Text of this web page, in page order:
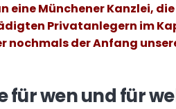
eine Münchener Kanzlei,
Privatanlegern im
nochmals der Anfang
für wen und für